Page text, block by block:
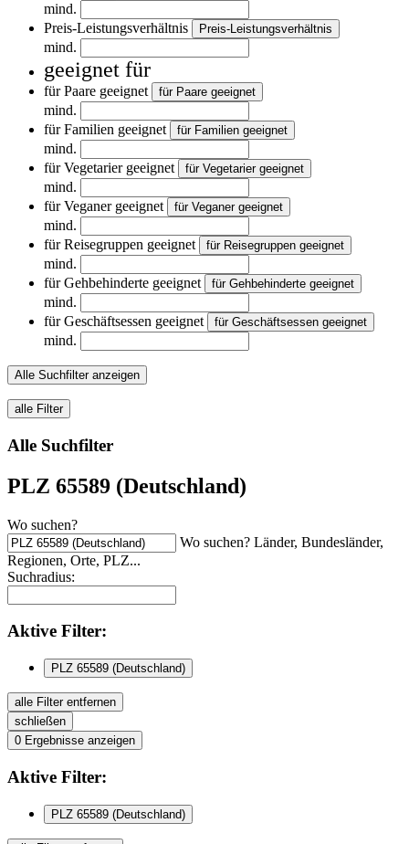
mind.
Preis-Leistungsverhältnis
Preis-Leistungsverhältnis
mind.
geeignet für
für Paare geeignet für Paare geeignet
mind.
für Familien geeignet
für Familien geeignet
mind.
für Vegetarier geeignet
für Vegetarier geeignet
mind.
für Veganer geeignet
für Veganer geeignet
mind.
für Reisegruppen geeignet
für Reisegruppen geeignet
mind.
für Gehbehinderte geeignet
für Gehbehinderte geeignet
mind.
für Geschäftsessen geeignet
für Geschäftsessen geeignet
mind.
Alle Suchfilter anzeigen
alle Filter
Alle Suchfilter
PLZ 65589 (Deutschland)
Wo suchen?
Wo suchen? Länder, Bundesländer,
Regionen, Orte, PLZ...
Suchradius:
Aktive Filter:
PLZ 65589 (Deutschland)
alle Filter entfernen
schließen
0 Ergebnisse anzeigen
Aktive Filter:
PLZ 65589 (Deutschland)